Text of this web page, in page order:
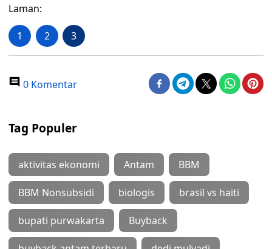
Laman:
1 2 3
0 Komentar
Tag Populer
aktivitas ekonomi Antam BBM
BBM Nonsubsidi biologis brasil vs haiti
bupati purwakarta Buyback